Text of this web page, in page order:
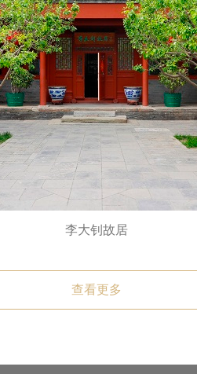
李大钊故居
查看更多